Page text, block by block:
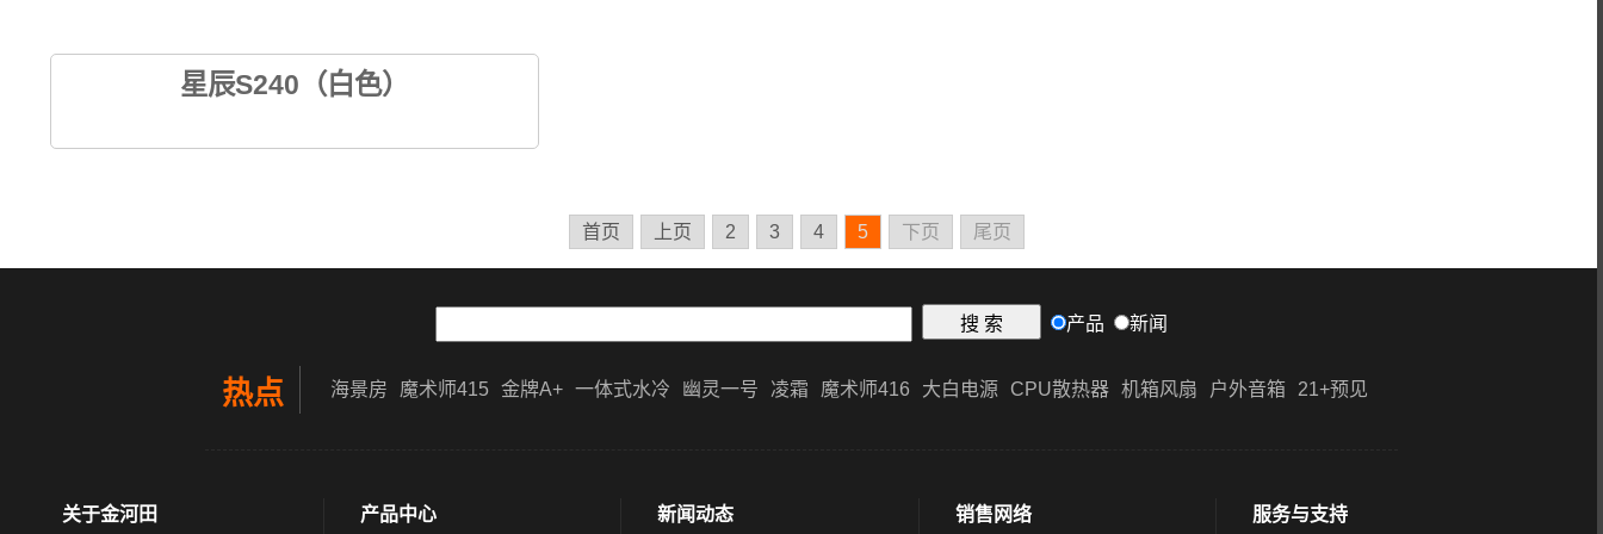
星辰S240（白色）
首页 上页 2 3 4 5 下页 尾页
产品 新闻
热点 海景房 魔术师415 金牌A+ 一体式水冷 幽灵一号 凌霜 魔术师416 大白电源 CPU散热器 机箱风扇 户外音箱 21+预见
关于金河田 产品中心 新闻动态 销售网络 服务与支持